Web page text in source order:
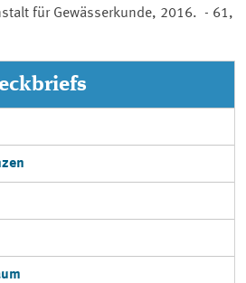
für Gewässerkunde, 2016. - 61,